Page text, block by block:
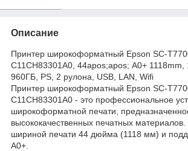
Описание
Принтер широкоформатный Epson SC-
C11CH83301A0, 44apos;apos; А0+ 1118mm,
960ГБ, PS, 2 рулона, USB, LAN, Wifi
Принтер широкоформатный Epson SC-
C11CH83301A0 - это профессиональное
широкоформатной печати,
высококачественных печатных
шириной печати 44 дюйма (1118 мм) и
А0+.